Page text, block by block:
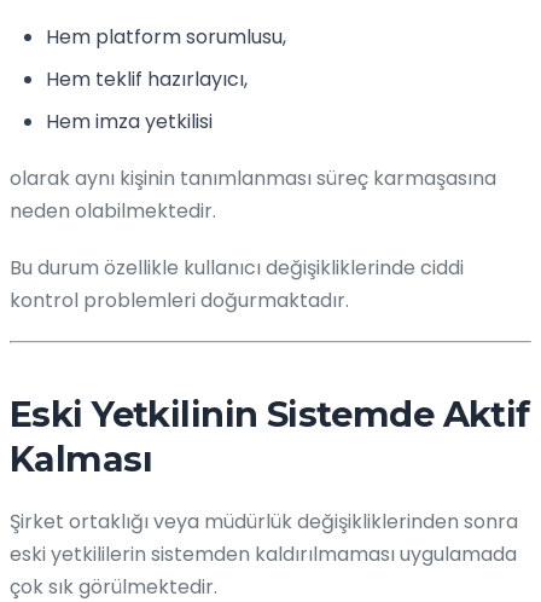
Hem platform sorumlusu,
Hem teklif hazırlayıcı,
Hem imza yetkilisi
olarak aynı kişinin tanımlanması süreç karmaşasına
neden olabilmektedir.
Bu durum özellikle kullanıcı değişikliklerinde ciddi
kontrol problemleri doğurmaktadır.
Eski Yetkilinin Sistemde Aktif
Kalması
Şirket ortaklığı veya müdürlük değişikliklerinden sonra
eski yetkililerin sistemden kaldırılmaması uygulamada
çok sık görülmektedir.